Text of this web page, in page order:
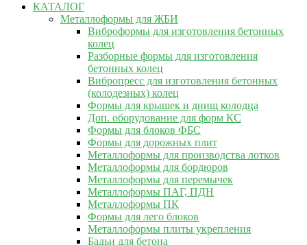
КАТАЛОГ
Металлоформы для ЖБИ
Виброформы для изготовления бетонных
колец
Разборные формы для изготовления
бетонных колец
Вибропресс для изготовления бетонных
(колодезных) колец
Формы для крышек и днищ колодца
Доп. оборудование для форм КС
Формы для блоков ФБС
Формы для дорожных плит
Металлоформы для производства лотков
Металлоформы для бордюров
Металлоформы для перемычек
Металлоформы ПАГ, ПДН
Металлоформы ПК
Формы для лего блоков
Металлоформы плиты укрепления
Бадьи для бетона